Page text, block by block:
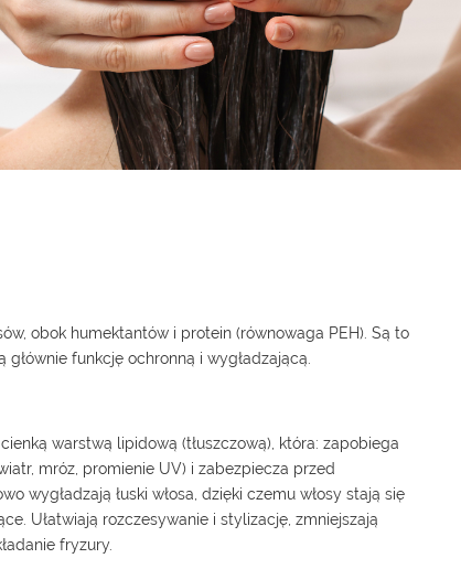
obok humektantów i protein (równowaga PEH). Są to
głównie funkcję ochronną i wygładzającą.
warstwą lipidową (tłuszczową), która: zapobiega
mróz, promienie UV) i zabezpiecza przed
wygładzają łuski włosa, dzięki czemu włosy stają się
Ułatwiają rozczesywanie i stylizację, zmniejszają
fryzury.